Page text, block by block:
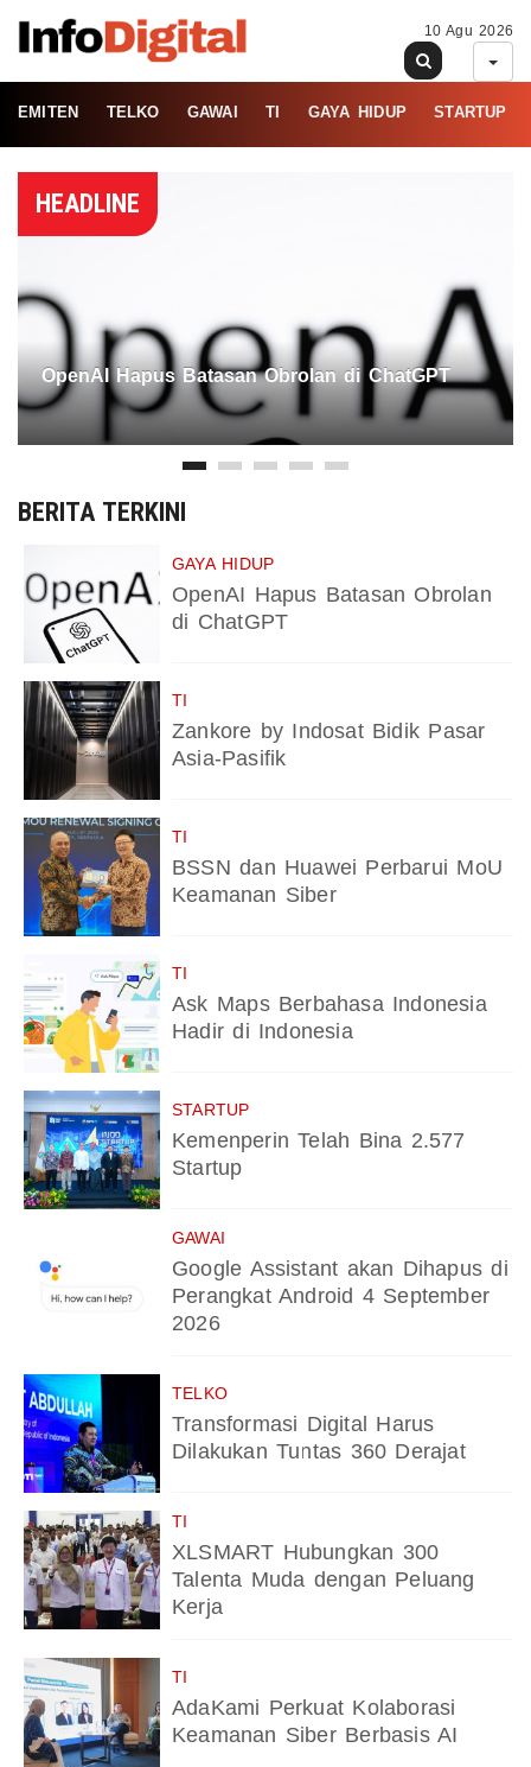
10 Agu 2026
EMITEN TELKO GAWAI TI GAYA HIDUP STARTUP
HEADLINE
OpenAI Hapus Batasan Obrolan di ChatGPT
BERITA TERKINI
GAYA HIDUP
OpenAI Hapus Batasan Obrolan
di ChatGPT
TI
Zankore by Indosat Bidik Pasar
Asia-Pasifik
TI
BSSN dan Huawei Perbarui MoU
Keamanan Siber
TI
Ask Maps Berbahasa Indonesia
Hadir di Indonesia
STARTUP
Kemenperin Telah Bina 2.577
Startup
GAWAI
Google Assistant akan Dihapus di
Perangkat Android 4 September
2026
TELKO
Transformasi Digital Harus
Dilakukan Tuntas 360 Derajat
TI
XLSMART Hubungkan 300
Talenta Muda dengan Peluang
Kerja
TI
AdaKami Perkuat Kolaborasi
Keamanan Siber Berbasis AI